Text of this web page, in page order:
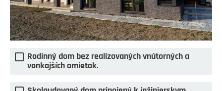
Rodinný dom bez realizovaných vnútorných a
vonkajších omietok.